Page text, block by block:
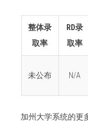
整体录
取率
RD录
取率
未公布 N/A
加州大学系统的更